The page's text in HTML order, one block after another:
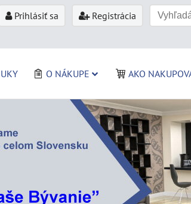
Prihlásiť sa Registrácia
O NÁKUPE AKO